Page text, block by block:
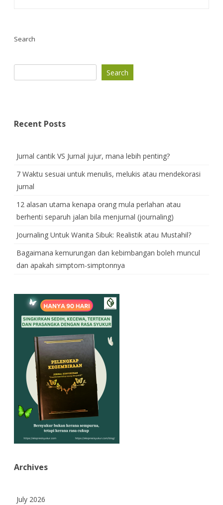
Search
Search
Recent Posts
Jurnal cantik VS Jurnal jujur, mana lebih penting?
7 Waktu sesuai untuk menulis, melukis atau mendekorasi
jurnal
12 alasan utama kenapa orang mula perlahan atau
berhenti separuh jalan bila menjurnal (journaling)
Journaling Untuk Wanita Sibuk: Realistik atau Mustahil?
Bagaimana kemurungan dan kebimbangan boleh muncul
dan apakah simptom-simptonnya
Archives
July 2026